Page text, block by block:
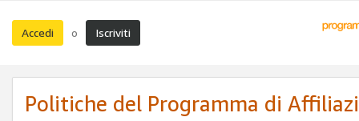
Accedi o Iscriviti
Politiche del Programma di